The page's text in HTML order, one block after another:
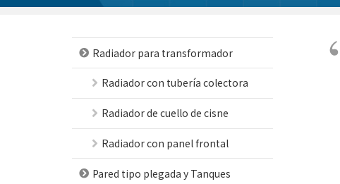
Radiador para transformador
Radiador con tubería colectora
Radiador de cuello de cisne
Radiador con panel frontal
Pared tipo plegada y Tanques